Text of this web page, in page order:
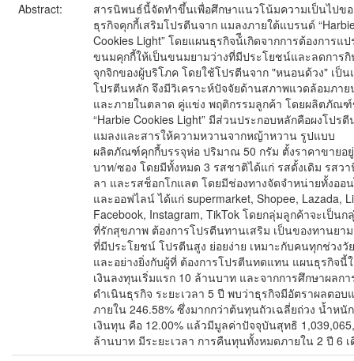
Abstract:
สารนิพนธ์นี้จัดทำขึ้นเพื่อศึกษาแนวโน้มความเป็นไปข
ธุรกิจคุกกี้เสริมโปรตีนจาก แมลงภายใต้แบรนด์
Cookies Light” โดยแผนธุรกิจน้ีเกิดจากการต้องการแ
ขนมคุกกี้ให้เป็นขนมยามว่างที่มีประโยชน์และลดการ
จุกจิกของผู้บริโภค โดยใช้โปรตีนจาก "หนอนด้วง" เป็น
โปรตีนหลัก จึงมีวิเคราะห์ปัจจัยด้านสภาพแวดล้อมภาย
และภายในตลาด คู่แข่ง พฤติกรรมลูกค้า โดยผลิตภัณ
“Harbie Cookies Light” มีส่วนประกอบหลักคือผงโปรตี
แมลงและสารให้ความหวานจากหญ้าหวาน รูปแบบ
ผลิตภัณฑ์คุกกี้บรรจุห่อ ปริมาณ 50 กรัม ตั้งราคาขายอ
บาท/ซอง โดยมีทั้งหมด 3 รสชาติได้แก่ รสดั้งเดิม รสว
ลา และรสช็อกโกแลต โดยมีช่องทางจัดจำหน่ายทั้งออ
และออฟไลน์ ได้แก่ supermarket, Shopee, Lazada,
Facebook, Instagram, TikTok โดยกลุ่มลูกค้าจะเป็น
ที่รักสุขภาพ ต้องการโปรตีนทานเสริม เป็นของทานยา
ที่มีประโยชน์ โปรตีนสูง ย่อยง่าย เหมาะกับคนทุกช่วงวัย
และอย่างยิ่งกับผู้ที่ ต้องการโปรตีนทดแทน แผนธุรกิจนี้
เงินลงทุนเริ่มแรก 10 ล้านบาท และจากการศึกษาผลกา
ดำเนินธุรกิจ ระยะเวลา 5 ปี พบว่าธุรกิจมีอัตราผลตอบ
ภายใน 246.58% ซึ่งมากกว่าต้นทุนถัวเฉลี่ยถ่วง น้ำหนั
เงินทุน คือ 12.00% แล้วมีมูลค่าปัจจุบันสุทธิ
ล้านบาท มีระยะเวลา การคืนทุนทั้งหมดภายใน 2 ปี 6